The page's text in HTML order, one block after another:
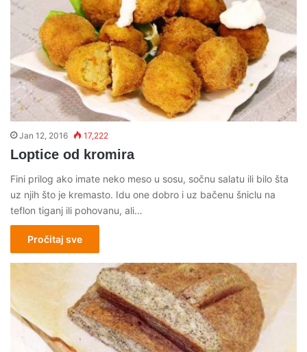
Jan 12, 2016 17,222
Loptice od kromira
Fini prilog ako imate neko meso u sosu, sočnu salatu ili bilo šta
uz njih što je kremasto. Idu one dobro i uz bačenu šniclu na
teflon tiganj ili pohovanu, ali…
Pročitaj sve